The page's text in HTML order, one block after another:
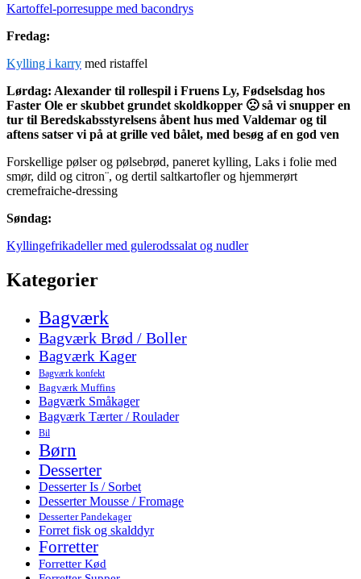
Kartoffel-porresuppe med bacondrys
Fredag:
Kylling i karry med ristaffel
Lørdag: Alexander til rollespil i Fruens Ly, Fødselsdag hos
Faster Ole er skubbet grundet skoldkopper 🙁 så vi snupper en
tur til Beredskabsstyrelsens åbent hus med Valdemar og til
aftens satser vi på at grille ved bålet, med besøg af en god ven
Forskellige pølser og pølsebrød, paneret kylling, Laks i folie med
smør, dild og citron¨, og dertil saltkartofler og hjemmerørt
cremefraiche-dressing
Søndag:
Kyllingefrikadeller med gulerodssalat og nudler
Kategorier
Bagværk
Bagværk Brød / Boller
Bagværk Kager
Bagværk konfekt
Bagværk Muffins
Bagværk Småkager
Bagværk Tærter / Roulader
Bil
Børn
Desserter
Desserter Is / Sorbet
Desserter Mousse / Fromage
Desserter Pandekager
Forret fisk og skalddyr
Forretter
Forretter Kød